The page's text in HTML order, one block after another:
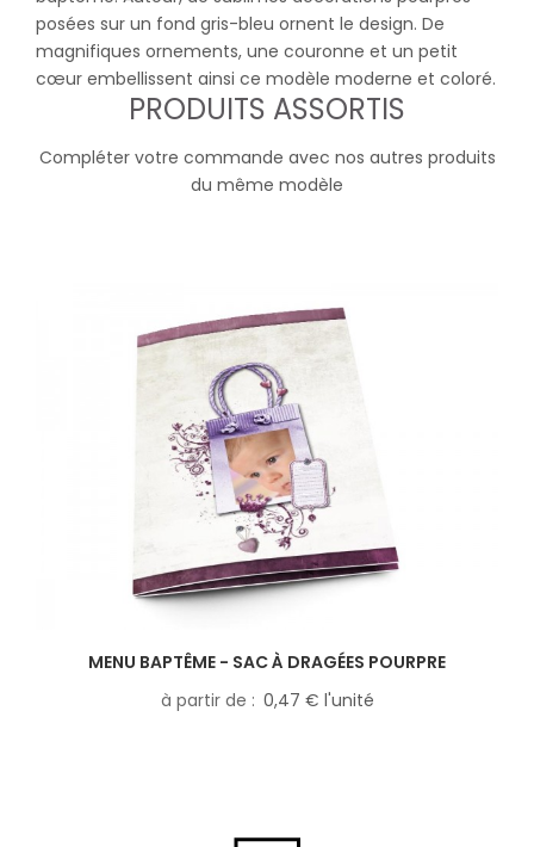
posées sur un fond gris-bleu ornent le design. De
magnifiques ornements, une couronne et un petit
cœur embellissent ainsi ce modèle moderne et coloré.
PRODUITS ASSORTIS
Compléter votre commande avec nos autres produits
du même modèle
MENU BAPTÊME - SAC À DRAGÉES POURPRE
à partir de
0,47 € l'unité